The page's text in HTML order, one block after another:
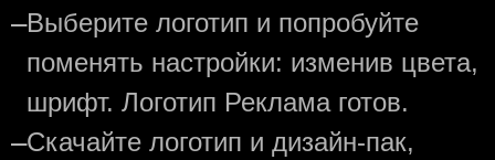
—Выберите логотип и попробуйте
поменять настройки: изменив цвета,
шрифт. Логотип Реклама готов.
—Скачайте логотип и дизайн-пак,